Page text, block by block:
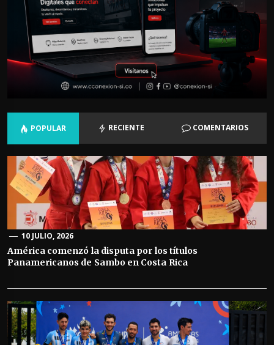
POPULAR RECIENTE COMENTARIOS
10 JULIO, 2026
América comenzó la disputa por los títulos
Panamericanos de Sambo en Costa Rica